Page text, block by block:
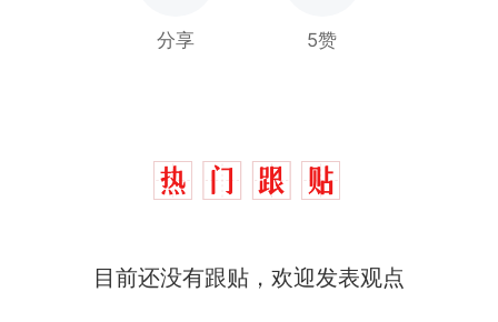
分享 5赞
目前还没有跟贴，欢迎发表观点